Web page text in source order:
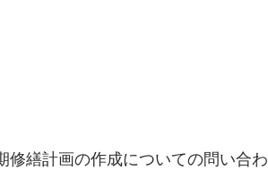
繕計画の作成についての問い合わ